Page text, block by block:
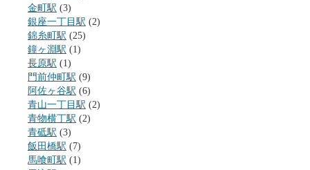
金町駅 (3)
銀座一丁目駅 (2)
錦糸町駅 (25)
鐘ヶ淵駅 (1)
長原駅 (1)
門前仲町駅 (9)
阿佐ヶ谷駅 (6)
青山一丁目駅 (2)
青物横丁駅 (2)
青砥駅 (3)
飯田橋駅 (7)
馬喰町駅 (1)